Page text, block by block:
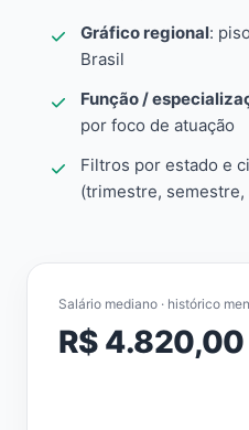
Gráfico regional:
Brasil
Função /
por foco de atuação
Filtros por estado e
(trimestre, semestre,
Salário mediano · histórico
R$ 4.820,00